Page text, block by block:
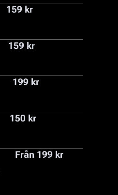
159 kr
159 kr
199 kr
150 kr
Från 199 kr